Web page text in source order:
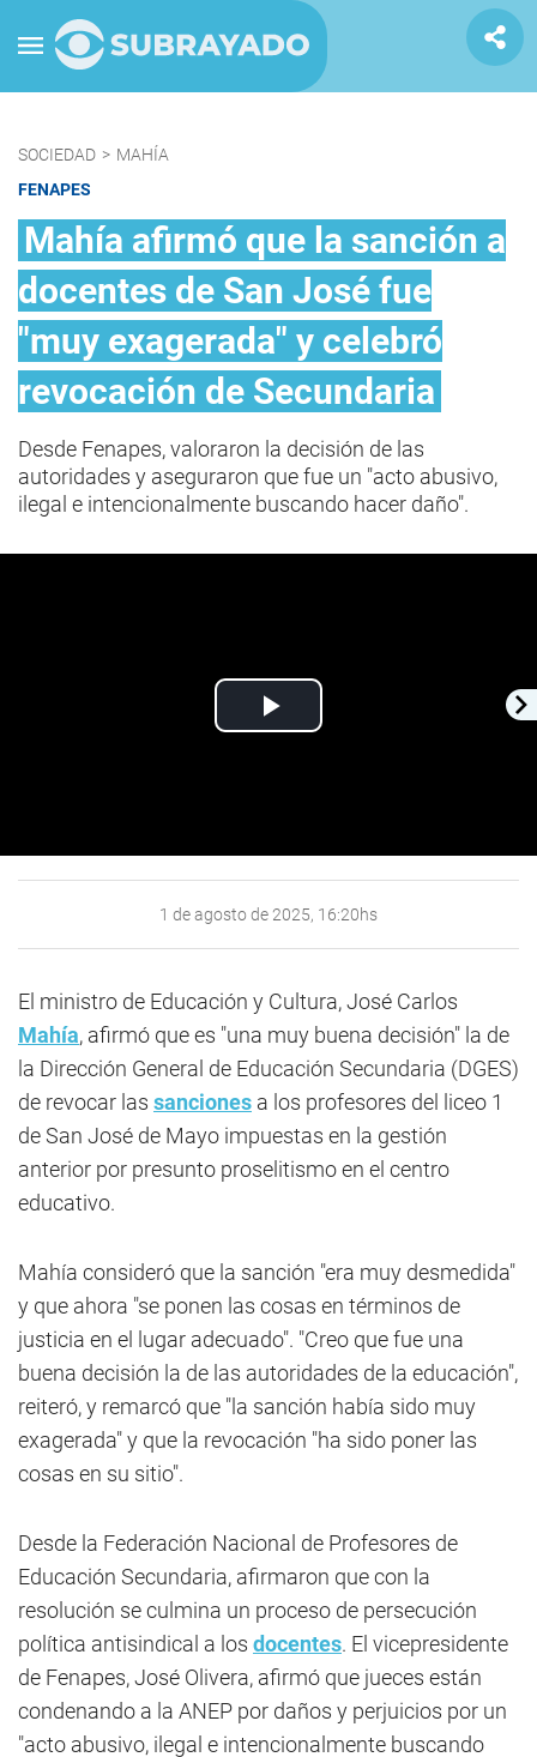
SOCIEDAD > MAHÍA
FENAPES
Mahía afirmó que la sanción a
docentes de San José fue
"muy exagerada" y celebró
revocación de Secundaria
Desde Fenapes, valoraron la decisión de las
autoridades y aseguraron que fue un "acto abusivo,
ilegal e intencionalmente buscando hacer daño".
Play
1 de agosto de 2025, 16:20hs
El ministro de Educación y Cultura, José Carlos
Mahía, afirmó que es "una muy buena decisión" la de
la Dirección General de Educación Secundaria (DGES)
de revocar las sanciones a los profesores del liceo 1
de San José de Mayo impuestas en la gestión
anterior por presunto proselitismo en el centro
educativo.
Mahía consideró que la sanción "era muy desmedida"
y que ahora "se ponen las cosas en términos de
justicia en el lugar adecuado". "Creo que fue una
buena decisión la de las autoridades de la educación",
reiteró, y remarcó que "la sanción había sido muy
exagerada" y que la revocación "ha sido poner las
cosas en su sitio".
Desde la Federación Nacional de Profesores de
Educación Secundaria, afirmaron que con la
resolución se culmina un proceso de persecución
política antisindical a los docentes. El vicepresidente
de Fenapes, José Olivera, afirmó que jueces están
condenando a la ANEP por daños y perjuicios por un
"acto abusivo, ilegal e intencionalmente buscando